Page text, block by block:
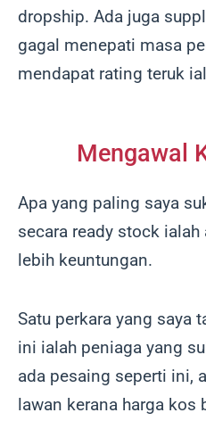
dropship. Ada juga
gagal menepati masa
mendapat rating teruk
Mengawal
Apa yang paling saya
secara ready stock
lebih keuntungan.
Satu perkara yang saya
ini ialah peniaga yang
ada pesaing seperti ini,
lawan kerana harga kos